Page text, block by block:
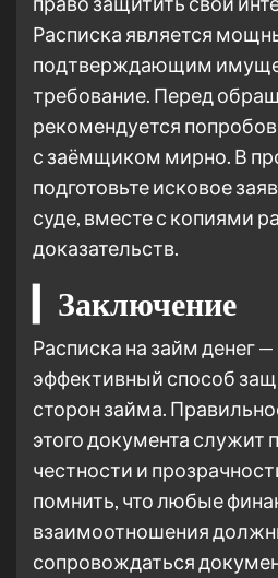
Расписка является
подтверждающим
требование. Перед
рекомендуется
с заёмщиком мирно. В
подготовьте исковое
суде, вместе с копиями
доказательств.
▎Заключение
Расписка на займ денег —
эффективный способ
сторон займа.
этого документа
честности и
помнить, что любые
взаимоотношения
сопровождаться